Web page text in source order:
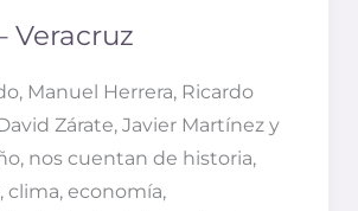
Veracruz
Manuel Herrera, Ricardo
Zárate, Javier Martínez y
nos cuentan de historia,
economía,